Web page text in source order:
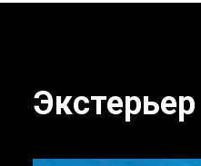
Экстерьер